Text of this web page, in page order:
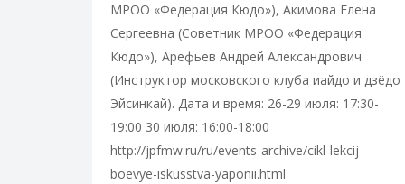
МРОО «Федерация Кюдо»), Акимова Елена
Сергеевна (Советник МРОО «Федерация
Кюдо»), Арефьев Андрей Александрович
(Инструктор московского клуба иайдо и дзёдо
Эйсинкай). Дата и время: 26-29 июля: 17:30-
19:00 30 июля: 16:00-18:00
http://jpfmw.ru/ru/events-archive/cikl-lekcij-
boevye-iskusstva-yaponii.html